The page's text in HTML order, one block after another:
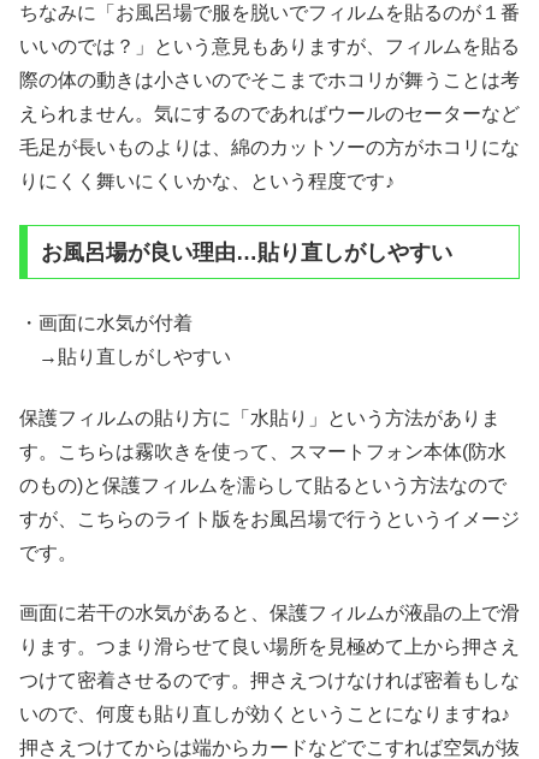
ちなみに「お風呂場で服を脱いでフィルムを貼るのが１番
いいのでは？」という意見もありますが、フィルムを貼る
際の体の動きは小さいのでそこまでホコリが舞うことは考
えられません。気にするのであればウールのセーターなど
毛足が長いものよりは、綿のカットソーの方がホコリにな
りにくく舞いにくいかな、という程度です♪
お風呂場が良い理由…貼り直しがしやすい
・画面に水気が付着
→貼り直しがしやすい
保護フィルムの貼り方に「水貼り」という方法がありま
す。こちらは霧吹きを使って、スマートフォン本体(防水
のもの)と保護フィルムを濡らして貼るという方法なので
すが、こちらのライト版をお風呂場で行うというイメージ
です。
画面に若干の水気があると、保護フィルムが液晶の上で滑
ります。つまり滑らせて良い場所を見極めて上から押さえ
つけて密着させるのです。押さえつけなければ密着もしな
いので、何度も貼り直しが効くということになりますね♪
押さえつけてからは端からカードなどでこすれば空気が抜